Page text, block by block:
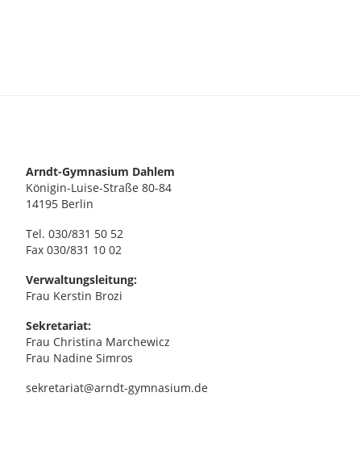
Arndt-Gymnasium Dahlem
Königin-Luise-Straße 80-84
14195 Berlin
Tel. 030/831 50 52
Fax 030/831 10 02
Verwaltungsleitung:
Frau Kerstin Brozi
Sekretariat:
Frau Christina Marchewicz
Frau Nadine Simros
sekretariat@arndt-gymnasium.de